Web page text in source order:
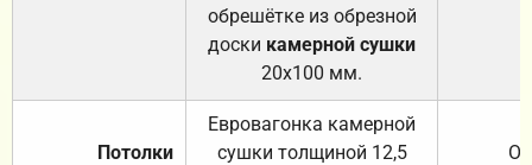
обрешётке из обрезной
доски камерной сушки
20х100 мм.
Потолки
Евровагонка камерной
сушки толщиной 12,5